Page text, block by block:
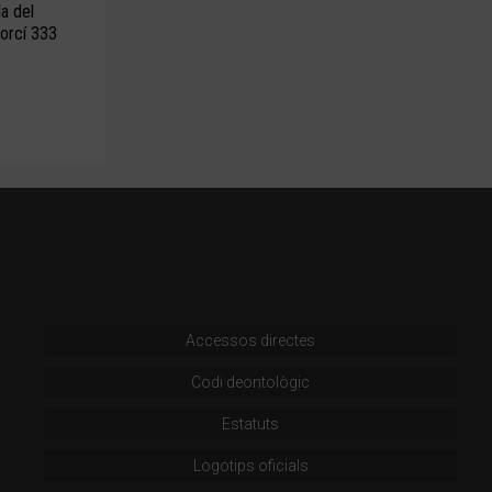
del
333
Accessos directes
Codi deontològic
Estatuts
Logotips oficials